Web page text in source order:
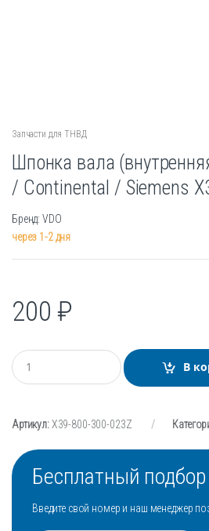
Запчасти для ТНВД
Шпонка вала
/ Continental / Siemens
Бренд: VDO
через 1-2 дня
200₽
К
о
е
в
В
Артикул:X39-800-300-023Z
Бесплатный подбор
Введите свой номер и наш менеджер